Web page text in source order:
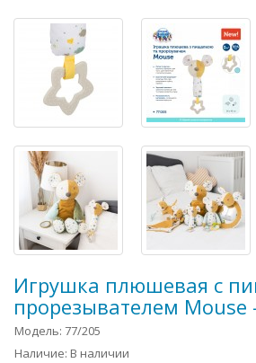
Игрушка плюшевая с
прорезывателем Mouse
Модель: 77/205
Наличие: В наличии